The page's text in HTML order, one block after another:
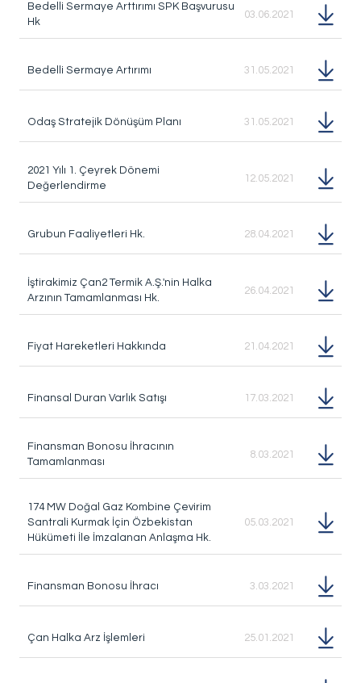
Bedelli Sermaye Arttırımı SPK Başvurusu
Hk
03.06.2021
Bedelli Sermaye Artırımı 31.05.2021
Odaş Stratejik Dönüşüm Planı 31.05.2021
2021 Yılı 1. Çeyrek Dönemi
Değerlendirme
12.05.2021
Grubun Faaliyetleri Hk. 28.04.2021
İştirakimiz Çan2 Termik A.Ş.'nin Halka
Arzının Tamamlanması Hk.
26.04.2021
Fiyat Hareketleri Hakkında 21.04.2021
Finansal Duran Varlık Satışı 17.03.2021
Finansman Bonosu İhracının
Tamamlanması
8.03.2021
174 MW Doğal Gaz Kombine Çevirim
Santrali Kurmak İçin Özbekistan
Hükümeti İle İmzalanan Anlaşma Hk.
05.03.2021
Finansman Bonosu İhracı 3.03.2021
Çan Halka Arz İşlemleri 25.01.2021